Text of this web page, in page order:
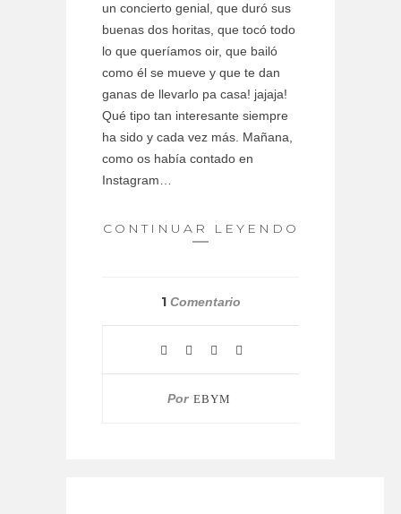
un concierto genial, que duró sus
buenas dos horitas, que tocó todo
lo que queríamos oir, que bailó
como él se mueve y que te dan
ganas de llevarlo pa casa! jajaja!
Qué tipo tan interesante siempre
ha sido y cada vez más. Mañana,
como os había contado en
Instagram…
CONTINUAR LEYENDO
1Comentario
Por EBYM